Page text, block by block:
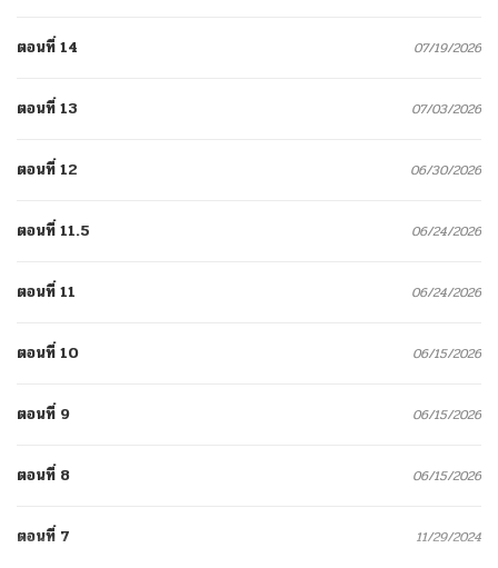
ตอนที่ 14 07/19/2026
ตอนที่ 13 07/03/2026
ตอนที่ 12 06/30/2026
ตอนที่ 11.5 06/24/2026
ตอนที่ 11 06/24/2026
ตอนที่ 10 06/15/2026
ตอนที่ 9 06/15/2026
ตอนที่ 8 06/15/2026
ตอนที่ 7 11/29/2024